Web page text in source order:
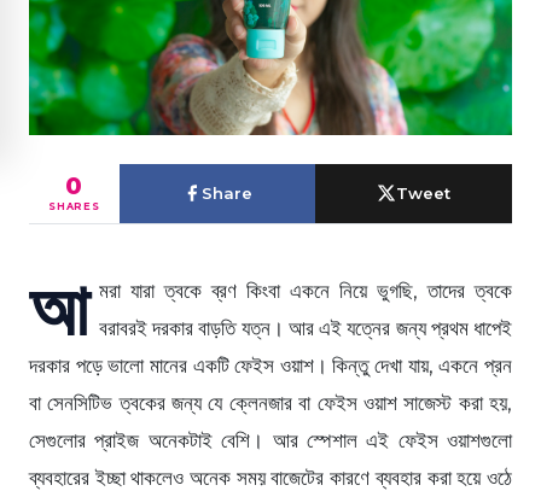
0
SHARES
Share Tweet
আ মরা যারা ত্বকে ব্রণ কিংবা একনে নিয়ে ভুগছি, তাদের ত্বকে
বরাবরই দরকার বাড়তি যত্ন। আর এই যত্নের জন্য প্রথম ধাপেই
দরকার পড়ে ভালো মানের একটি ফেইস ওয়াশ। কিন্তু দেখা যায়, একনে প্রন
বা সেনসিটিভ ত্বকের জন্য যে ক্লেনজার বা ফেইস ওয়াশ সাজেস্ট করা হয়,
সেগুলোর প্রাইজ অনেকটাই বেশি। আর স্পেশাল এই ফেইস ওয়াশগুলো
ব্যবহারের ইচ্ছা থাকলেও অনেক সময় বাজেটের কারণে ব্যবহার করা হয়ে ওঠে